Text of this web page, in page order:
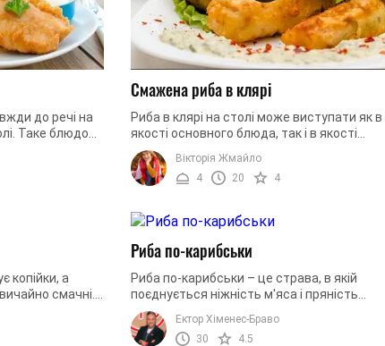
до речі на
Таке блюдо
закусок.
Смажена риба в клярі
Риба в клярі на столі може виступати як в
якості основного блюда, так і в якості
закуски. До риби в вигляді основної страви
добре підійдуть свіжі ...
Вікторія Жмайло
4
20 4
копійки, а
смачні.
рибу.
Риба по-карибськи
Риба по-карибськи – це страва, в якій
поєднується ніжність м'яса і пряність
спецій. Особливої соковитості додає
овочева заправка. Таким чином ожна ...
Ектор Хіменес-Браво
30
4.5